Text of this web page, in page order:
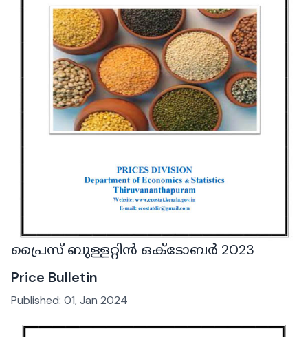
പ്രൈസ് ബുള്ളറ്റിൻ ഒക്ടോബർ 2023
Price Bulletin
Published: 01, Jan 2024